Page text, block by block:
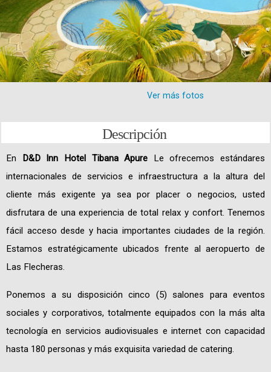
Ver más fotos
Descripción
En D&D Inn Hotel Tibana Apure Le ofrecemos estándares
internacionales de servicios e infraestructura a la altura del
cliente más exigente ya sea por placer o negocios, usted
disfrutara de una experiencia de total relax y confort. Tenemos
fácil acceso desde y hacia importantes ciudades de la región.
Estamos estratégicamente ubicados frente al aeropuerto de
Las Flecheras.
Ponemos a su disposición cinco (5) salones para eventos
sociales y corporativos, totalmente equipados con la más alta
tecnología en servicios audiovisuales e internet con capacidad
hasta 180 personas y más exquisita variedad de catering.